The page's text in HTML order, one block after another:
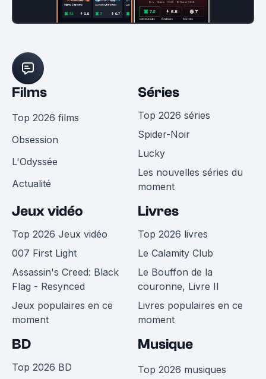
Films
Top 2026 films
Obsession
L'Odyssée
Actualité
Séries
Top 2026 séries
Spider-Noir
Lucky
Les nouvelles séries du
moment
Jeux vidéo
Top 2026 Jeux vidéo
007 First Light
Assassin's Creed: Black
Flag - Resynced
Jeux populaires en ce
moment
Livres
Top 2026 livres
Le Calamity Club
Le Bouffon de la
couronne, Livre II
Livres populaires en ce
moment
BD
Top 2026 BD
Musique
Top 2026 musiques